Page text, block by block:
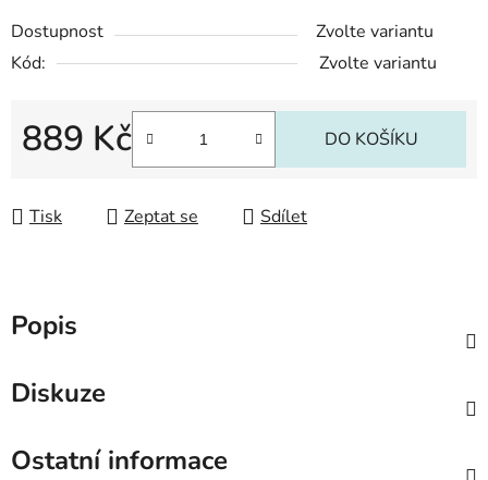
Dostupnost
Zvolte variantu
Kód:
Zvolte variantu
889 Kč DO KOŠÍKU
Tisk Zeptat se Sdílet
Popis
Diskuze
Ostatní informace